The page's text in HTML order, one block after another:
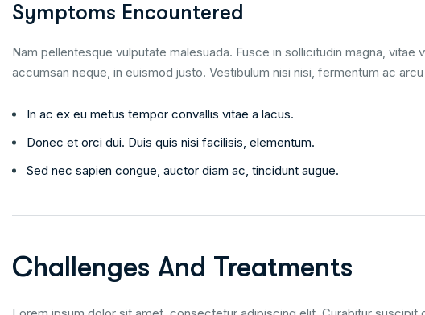
Symptoms Encountered
Nam pellentesque vulputate malesuada. Fusce in sollicitudin magna,
accumsan neque, in euismod justo. Vestibulum nisi nisi, fermentum ac
In ac ex eu metus tempor convallis vitae a lacus.
Donec et orci dui. Duis quis nisi facilisis, elementum.
Sed nec sapien congue, auctor diam ac, tincidunt augue.
Challenges And Treatments